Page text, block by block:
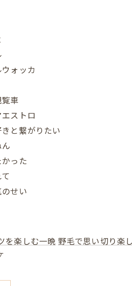
ォッカ
車
ストロ
と繋がりたい
った
せい
を楽しむ一晩 野毛で思い切り楽